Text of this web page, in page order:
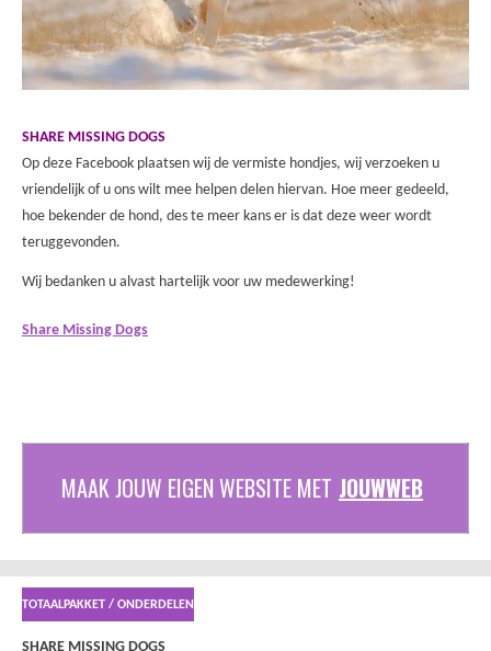
SHARE MISSING DOGS
Op deze Facebook plaatsen wij de vermiste hondjes, wij verzoeken u
vriendelijk of u ons wilt mee helpen delen hiervan. Hoe meer gedeeld,
hoe bekender de hond, des te meer kans er is dat deze weer wordt
teruggevonden.
Wij bedanken u alvast hartelijk voor uw medewerking!
Share Missing Dogs
MAAK JOUW EIGEN WEBSITE MET JOUWWEB
TOTAALPAKKET / ONDERDELEN
SHARE MISSING DOGS